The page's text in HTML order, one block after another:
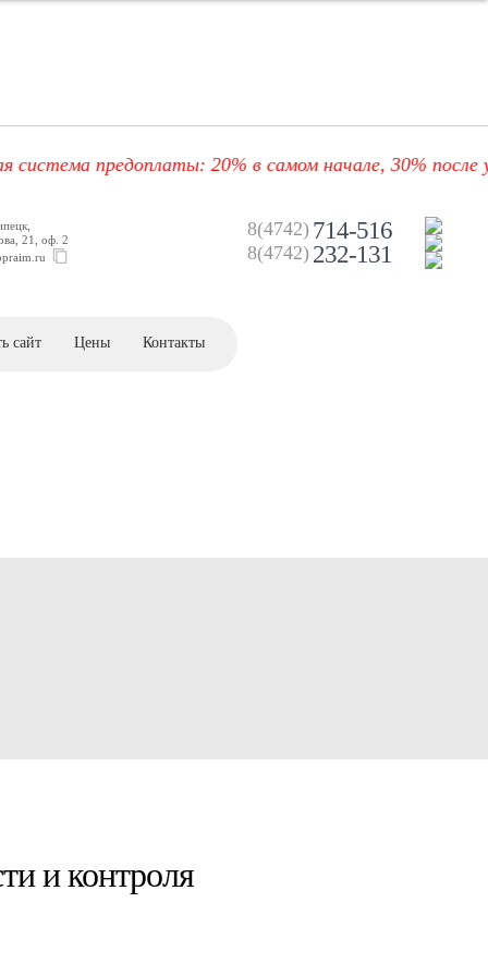
предоплаты: 20% в самом начале, 30% после
21, оф. 2
8(4742) 714-516
8(4742) 232-131
сайт Цены Контакты
и контроля